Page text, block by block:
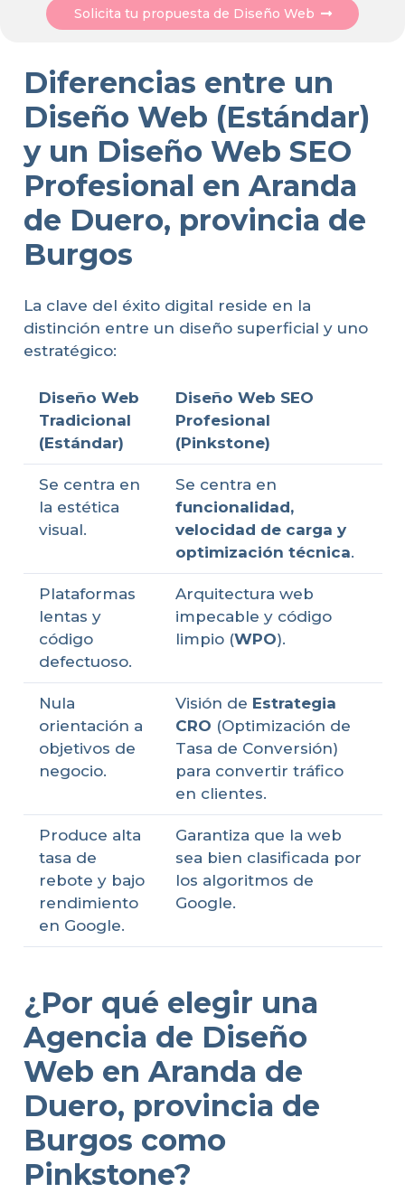
Solicita tu propuesta de Diseño Web
Diferencias entre un
Diseño Web (Estándar)
y un Diseño Web SEO
Profesional en Aranda
de Duero, provincia de
Burgos
La clave del éxito digital reside en la
distinción entre un diseño superficial y uno
estratégico:
Diseño Web
Tradicional
(Estándar)
Diseño Web SEO
Profesional
(Pinkstone)
Se centra en
la estética
visual.
Se centra en
funcionalidad,
velocidad de carga y
optimización técnica.
Plataformas
lentas y
código
defectuoso.
Arquitectura web
impecable y código
limpio (WPO).
Nula
orientación a
objetivos de
negocio.
Visión de Estrategia
CRO (Optimización de
Tasa de Conversión)
para convertir tráfico
en clientes.
Produce alta
tasa de
rebote y bajo
rendimiento
en Google.
Garantiza que la web
sea bien clasificada por
los algoritmos de
Google.
¿Por qué elegir una
Agencia de Diseño
Web en Aranda de
Duero, provincia de
Burgos como
Pinkstone?